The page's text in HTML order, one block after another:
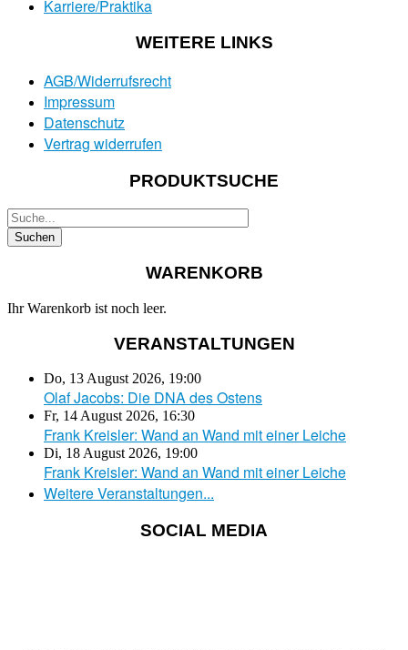
Karriere/Praktika
WEITERE LINKS
AGB/Widerrufsrecht
Impressum
Datenschutz
Vertrag widerrufen
PRODUKTSUCHE
WARENKORB
Ihr Warenkorb ist noch leer.
VERANSTALTUNGEN
Do, 13 August 2026, 19:00
Olaf Jacobs: Die DNA des Ostens
Fr, 14 August 2026, 16:30
Frank Kreisler: Wand an Wand mit einer Leiche
Di, 18 August 2026, 19:00
Frank Kreisler: Wand an Wand mit einer Leiche
Weitere Veranstaltungen...
SOCIAL MEDIA